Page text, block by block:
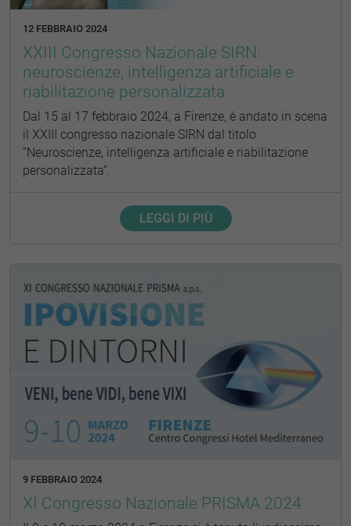
12 FEBBRAIO 2024
XXIII Congresso Nazionale SIRN:
neuroscienze, intelligenza artificiale e
riabilitazione personalizzata
Dal 15 al 17 febbraio 2024, a Firenze, è andato in scena
il XXIII congresso nazionale SIRN dal titolo
“Neuroscienze, intelligenza artificiale e riabilitazione
personalizzata”.
LEGGI DI PIÙ
9 FEBBRAIO 2024
XI Congresso Nazionale PRISMA 2024